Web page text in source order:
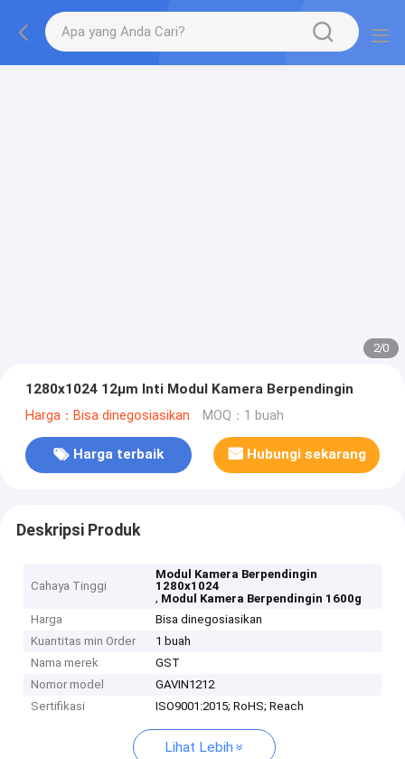
2/0
1280x1024 12μm Inti Modul Kamera Berpendingin
Harga：Bisa dinegosiasikan MOQ：1 buah
Harga terbaik Hubungi sekarang
Deskripsi Produk
Cahaya Tinggi
Modul Kamera Berpendingin
1280x1024
, Modul Kamera Berpendingin 1600g
Harga
Bisa dinegosiasikan
Kuantitas min Order
1 buah
Nama merek
GST
Nomor model
GAVIN1212
Sertifikasi
ISO9001:2015; RoHS; Reach
Lihat Lebih